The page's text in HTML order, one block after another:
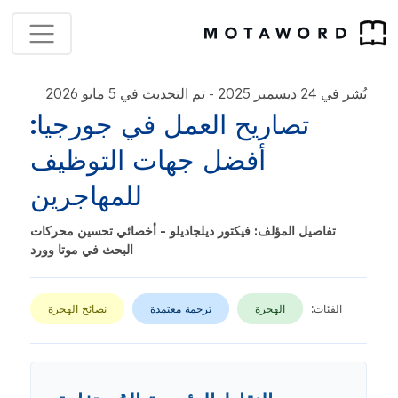
نُشر في 24 ديسمبر 2025 - تم التحديث في 5 مايو 2026
تصاريح العمل في جورجيا:
أفضل جهات التوظيف
للمهاجرين
تفاصيل المؤلف: فيكتور ديلجاديلو - أخصائي تحسين محركات
البحث في موتا وورد
الفئات: الهجرة ترجمة معتمدة نصائح الهجرة